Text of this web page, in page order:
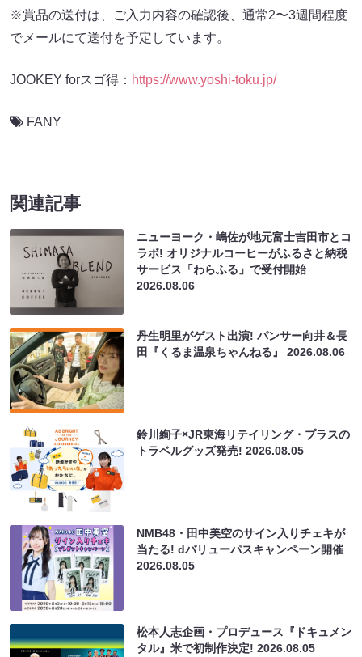
※賞品の送付は、ご入力内容の確認後、通常2〜3週間程度
でメールにて送付を予定しています。
JOOKEY forスゴ得： https://www.yoshi-toku.jp/
FANY
関連記事
ニューヨーク・嶋佐が地元富士吉田市とコ
ラボ! オリジナルコーヒーがふるさと納税
サービス「わらふる」で受付開始
2026.08.06
丹生明里がゲスト出演! パンサー向井＆長
田『くるま温泉ちゃんねる』2026.08.06
鈴川絢子×JR東海リテイリング・プラスの
トラベルグッズ発売!2026.08.05
NMB48・田中美空のサイン入りチェキが
当たる! dバリューパスキャンペーン開催
2026.08.05
松本人志企画・プロデュース『ドキュメン
タル』米で初制作決定!2026.08.05